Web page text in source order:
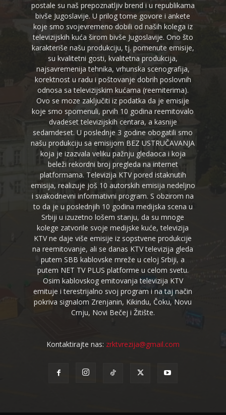
postale su naš prepoznatljiv brend i u republikama
bivše Jugoslavije. U prilog tome govore i ankete
koje smo svojevremeno dobili od naših kolega iz
televizijskih kuća širom bivše Jugoslavije. Ono što
karakteriše našu produkciju, tj. pomenute emisije,
su kvalitetni gosti, kvalitetna produkcija,
najsavremenija tehnika, vrhunska scenografija,
korektnost u radu i poštovanje dobrih poslovnih
odnosa sa televizijskim kućama (reemiterima).
Ovo se moze zaključiti iz podatka da je emisije
koje smo spomenuli, prvih 10 godina reemitovalo
dvadeset televizijskih centara, a kasnije
sedamdeset. U poslednje 3 godine obogatili smo
našu produkciju sa emisijom BEZ USTRUČAVANJA
koja je izazvala veliku pažnju gledaoca i koja
beleži rekordni broj pregleda na internet
platformama. Televizija KTV pored istaknutih
emisija, realizuje još 10 autorskih emisija nedeljno
i svakodnevni informativni program. S obzirom na
to da je u poslednjih 10 godina medijska scena u
Srbiji u izuzetno lošem stanju, da su mnoge
kolege zatvorile svoje medijske kuće, televizija
KTV ne daje više emisije iz sopstvene produkcije
na reemitovanje, ali se danas KTV televizija gleda
putem SBB kablovske mreže u celoj Srbiji, a
putem NET TV PLUS platforme u celom svetu.
Osim kablovskog emitovanja televizija KTV
emituje i terestrijalno svoj program i na taj način
pokriva signalom Zrenjanin, Kikindu, Čoku, Novu
Crnju, Novi Bečej i Žitište.
Kontaktirajte nas: zrktvrezija@gmail.com